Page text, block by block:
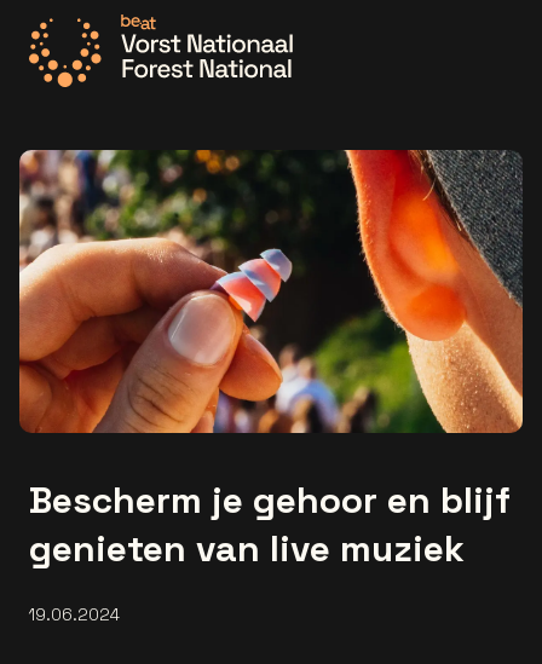
Bescherm je gehoor en blijf
genieten van live muziek
19.06.2024